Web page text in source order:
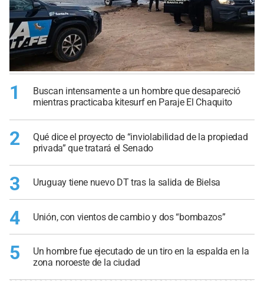
1
Buscan intensamente a un hombre que desapareció
mientras practicaba kitesurf en Paraje El Chaquito
2
Qué dice el proyecto de “inviolabilidad de la propiedad
privada” que tratará el Senado
3 Uruguay tiene nuevo DT tras la salida de Bielsa
4 Unión, con vientos de cambio y dos “bombazos”
5
Un hombre fue ejecutado de un tiro en la espalda en la
zona noroeste de la ciudad